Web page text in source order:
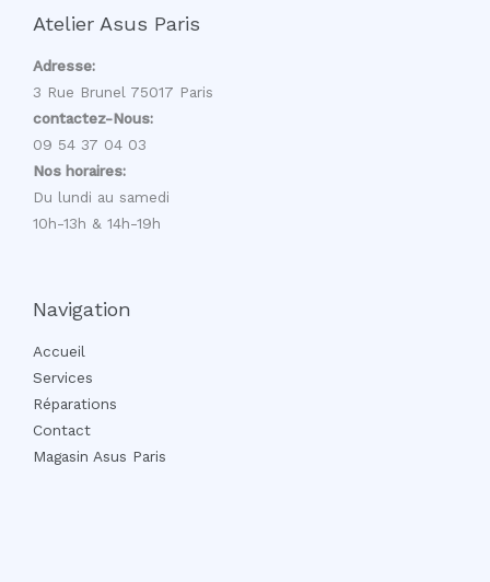
Atelier Asus Paris
Adresse:
3 Rue Brunel 75017 Paris
contactez-Nous:
09 54 37 04 03
Nos horaires:
Du lundi au samedi
10h-13h & 14h-19h
Navigation
Accueil
Services
Réparations
Contact
Magasin Asus Paris